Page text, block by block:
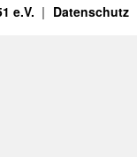
e.V. Datenschutz